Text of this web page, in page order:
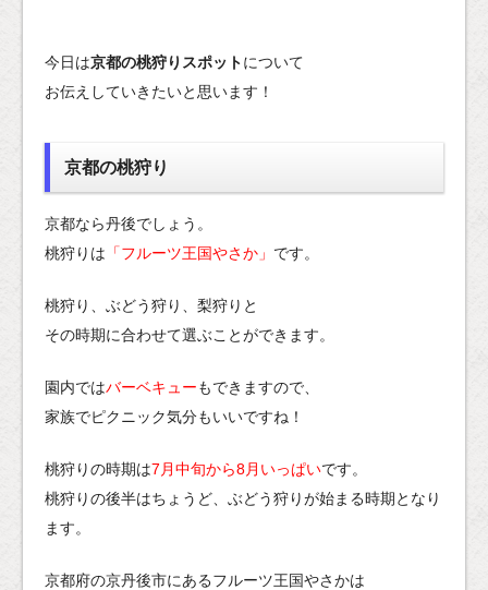
今日は京都の桃狩りスポットについて
お伝えしていきたいと思います！
京都の桃狩り
京都なら丹後でしょう。
桃狩りは 「フルーツ王国やさか」 です。
桃狩り、ぶどう狩り、梨狩りと
その時期に合わせて選ぶことができます。
園内ではバーベキューもできますので、
家族でピクニック気分もいいですね！
桃狩りの時期は7月中旬から8月いっぱいです。
桃狩りの後半はちょうど、ぶどう狩りが始まる時期となり
ます。
京都府の京丹後市にあるフルーツ王国やさかは